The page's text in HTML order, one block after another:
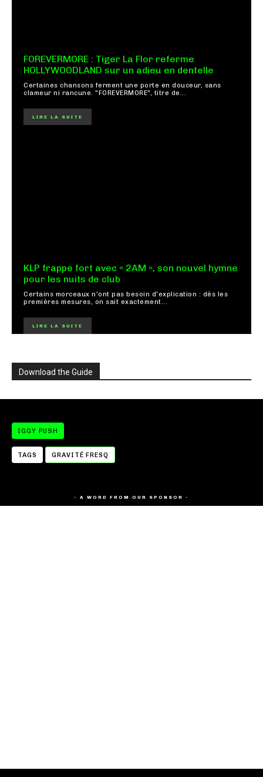
FOREVERMORE : Tiger La Flor referme
HOLLYWOODLAND sur un adieu en dentelle
Certaines chansons ferment une porte en douceur, sans
clameur ni rancune. "FOREVERMORE", titre de...
LIRE LA SUITE
KLP frappe fort avec « 2AM », son nouvel hymne
pour les nuits de club
Certains morceaux n'ont pas besoin d'explication : dès les
premières mesures, on sait exactement...
LIRE LA SUITE
Download the Guide
IGGY PUSH
TAGS GRAVITÉ FRESQ
- A WORD FROM OUR SPONSOR -